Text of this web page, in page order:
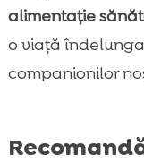
alimentație
o viață
companionilor